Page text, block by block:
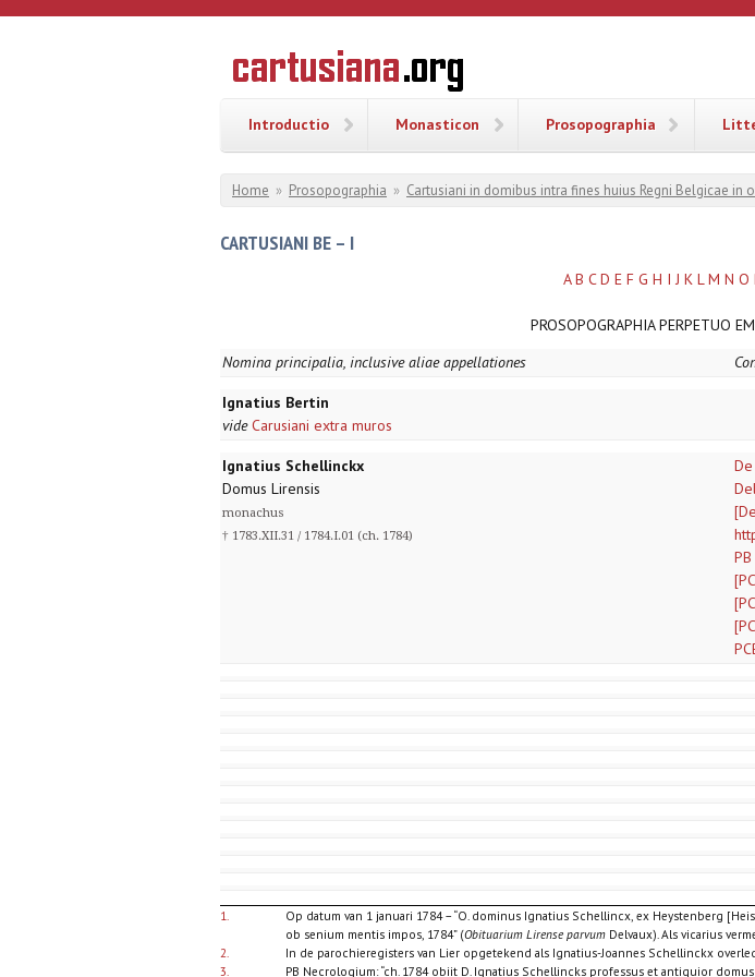
Overslaan en naar de inhoud gaan
CARTUSIANA
Geschiedenis
van de
Introductio Monasticon Prosopographia
U bent hier
Home » Prosopographia » Cartusiani in domibus intra fines huius Regni Belgicae in
CARTUSIANI BE – I
A B C D E F G H I J K L M N O
PROSOPOGRAPHIA PERPETUO
Nomina principalia, inclusive aliae appellationes
Ignatius Bertin
vide Carusiani extra muros
Ignatius Schellinckx
Domus Lirensis
monachus
† 1783.XII.31 / 1784.I.01 (ch. 1784)
1.
Op datum van 1 januari 1784 – “O. dominus Ignatius Schellincx, ex Heystenberg
ob senium mentis impos, 1784” (Obituarium Lirense parvumDelvaux). Als vicarius
2.
In de parochieregisters van Lier opgetekend als Ignatius-Joannes Schellinckx
3.
PB Necrologium: “ch. 1784 obiit D. Ignatius Schellincks professus et antiquior domus